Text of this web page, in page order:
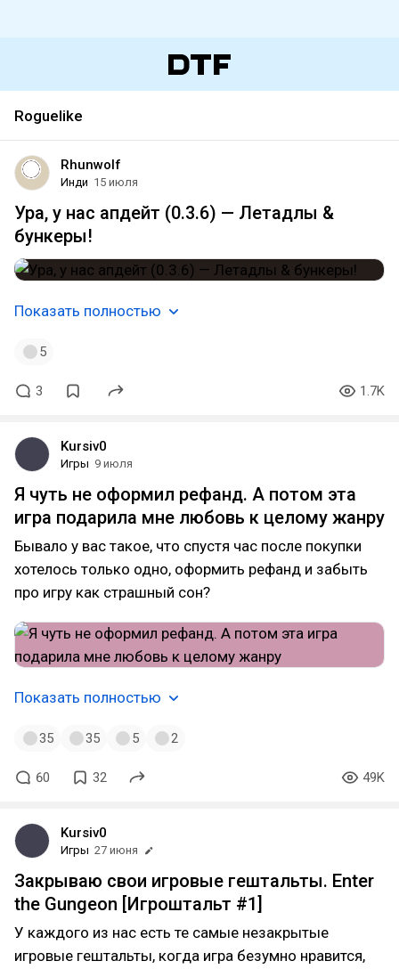
Roguelike
Rhunwolf
Инди 15 июля
Ура, у нас апдейт (0.3.6) — Летадлы &
бункеры!
Показать полностью
5
3 1.7K
Kursiv0
Игры 9 июля
Я чуть не оформил рефанд. А потом эта
игра подарила мне любовь к целому жанру
Бывало у вас такое, что спустя час после покупки
хотелось только одно, оформить рефанд и забыть
про игру как страшный сон?
Показать полностью
35 35 5 2
60 32 49K
Kursiv0
Игры 27 июня
Закрываю свои игровые гештальты. Enter
the Gungeon [Игроштальт #1]
У каждого из нас есть те самые незакрытые
игровые гештальты, когда игра безумно нравится,